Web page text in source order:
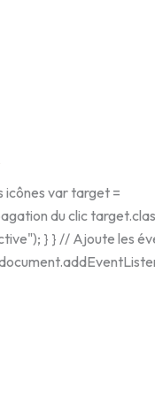
var target =
du clic
} } // Ajoute les